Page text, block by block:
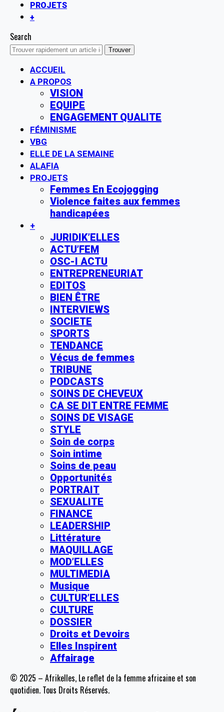
PROJETS
+
Search
ACCUEIL
A PROPOS
VISION
EQUIPE
ENGAGEMENT QUALITE
FÉMINISME
VBG
ELLE DE LA SEMAINE
ALAFIA
PROJETS
Femmes En Ecojogging
Violence faites aux femmes
handicapées
+
JURIDIK’ELLES
ACTU’FEM
OSC-I ACTU
ENTREPRENEURIAT
EDITOS
BIEN ÊTRE
INTERVIEWS
SOCIETE
SPORTS
TENDANCE
Vécus de femmes
TRIBUNE
PODCASTS
SOINS DE CHEVEUX
CA SE DIT ENTRE FEMME
SOINS DE VISAGE
STYLE
Soin de corps
Soin intime
Soins de peau
Opportunités
PORTRAIT
SEXUALITE
FINANCE
LEADERSHIP
Littérature
MAQUILLAGE
MOD’ELLES
MULTIMEDIA
Musique
CULTUR’ELLES
CULTURE
DOSSIER
Droits et Devoirs
Elles Inspirent
Affairage
© 2025 – Afrikelles, Le reflet de la femme africaine et son
quotidien. Tous Droits Réservés.